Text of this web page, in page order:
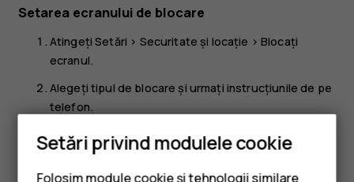
Setarea ecranului de blocare
AtingețiSetări > Securitate și locație > Blocați
ecranul.
Alegeți tipul de blocare și urmați instrucțiunile de pe
telefon.
Setări privind modulele cookie
Folosim module cookie și tehnologii similare